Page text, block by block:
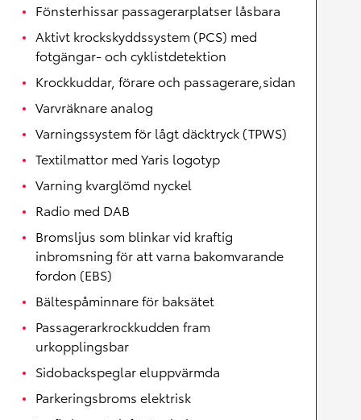
Fönsterhissar passagerarplatser låsbara
Aktivt krockskyddssystem (PCS) med
fotgängar- och cyklistdetektion
Krockkuddar, förare och passagerare,sidan
Varvräknare analog
Varningssystem för lågt däcktryck (TPWS)
Textilmattor med Yaris logotyp
Varning kvarglömd nyckel
Radio med DAB
Bromsljus som blinkar vid kraftig
inbromsning för att varna bakomvarande
fordon (EBS)
Bältespåminnare för baksätet
Passagerarkrockkudden fram
urkopplingsbar
Sidobackspeglar eluppvärmda
Parkeringsbroms elektrisk